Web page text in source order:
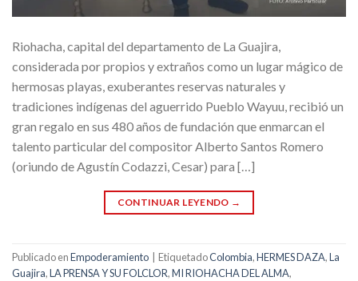
Riohacha, capital del departamento de La Guajira,
considerada por propios y extraños como un lugar mágico de
hermosas playas, exuberantes reservas naturales y
tradiciones indígenas del aguerrido Pueblo Wayuu, recibió un
gran regalo en sus 480 años de fundación que enmarcan el
talento particular del compositor Alberto Santos Romero
(oriundo de Agustín Codazzi, Cesar) para […]
CONTINUAR LEYENDO →
Publicado enEmpoderamiento EtiquetadoColombia,HERMES DAZA,La
Guajira,LA PRENSA Y SU FOLCLOR,MI RIOHACHA DEL ALMA,